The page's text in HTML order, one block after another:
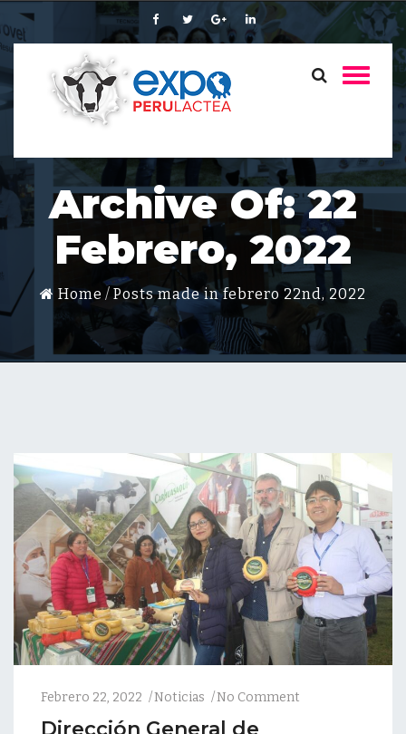
Archive Of: 22
Febrero, 2022
Home Posts made in febrero 22nd, 2022
Febrero 22, 2022 Noticias No Comment
Dirección General de